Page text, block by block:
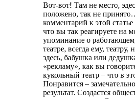
Вот-вот! Там не место,
положено, так не
комментарий к этой
что вы так реагируете на
упоминание о
театре, всегда ему, театру,
здесь, бабушка или
«рекламу», как вы
кукольный театр – что в
Понравится –
результат. Создастся